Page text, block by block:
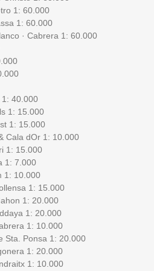
1: 60.000
1: 60.000
· Cabrera 1: 60.000
1: 40.000
1: 15.000
1: 15.000
Cala dOr 1: 10.000
1: 15.000
1: 7.000
1: 10.000
1: 15.000
1: 20.000
1: 20.000
1: 10.000
Sta. Ponsa 1: 20.000
1: 20.000
1: 10.000